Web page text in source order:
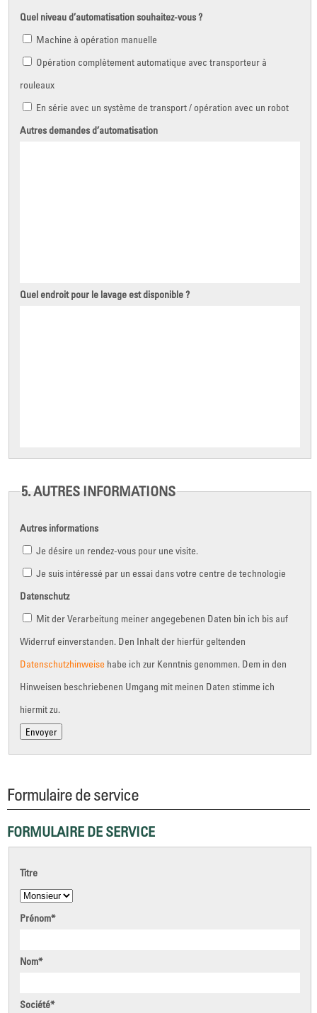
Quel niveau d’automatisation souhaitez-vous ?
Machine à opération manuelle
Opération complètement automatique avec transporteur à
rouleaux
En série avec un système de transport / opération avec un robot
Autres demandes d’automatisation
Quel endroit pour le lavage est disponible ?
5. AUTRES INFORMATIONS
Autres informations
Je désire un rendez-vous pour une visite.
Je suis intéressé par un essai dans votre centre de technologie
Datenschutz
Mit der Verarbeitung meiner angegebenen Daten bin ich bis auf
Widerruf einverstanden. Den Inhalt der hierfür geltenden
Datenschutzhinweise habe ich zur Kenntnis genommen. Dem in den
Hinweisen beschriebenen Umgang mit meinen Daten stimme ich
hiermit zu.
Formulaire de service
FORMULAIRE DE SERVICE
Titre
Prénom*
Nom*
Société*